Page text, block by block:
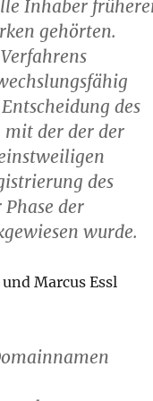
Inhaber
gehörten.
des
der der der
des
der
wurde.
Marcus Essl